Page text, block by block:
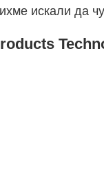
искали да